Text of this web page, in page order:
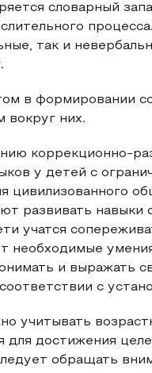
словарный
так и
в формировании
вокруг них.
коррекционно-
у детей с
цивилизованного
развивать навыки
учатся
необходимые
и выражать
с
учитывать
для достижения
обращать